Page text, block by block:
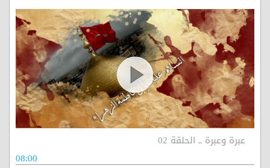
عبرة وعبرة ــ الحلقة 02
08:00